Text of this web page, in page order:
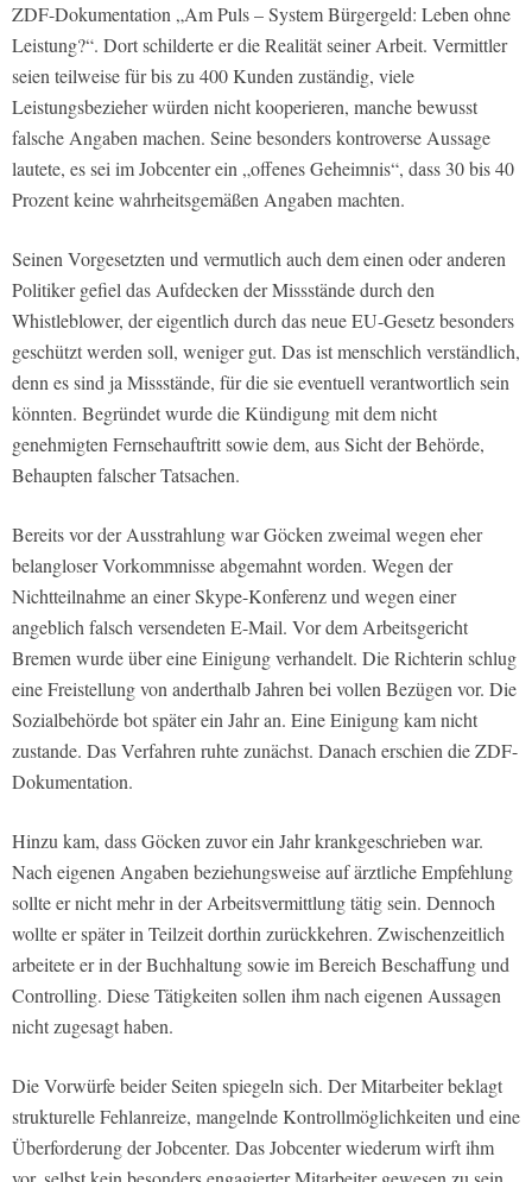
ZDF-Dokumentation „Am Puls – System Bürgergeld: Leben ohne
Leistung?“. Dort schilderte er die Realität seiner Arbeit. Vermittler
seien teilweise für bis zu 400 Kunden zuständig, viele
Leistungsbezieher würden nicht kooperieren, manche bewusst
falsche Angaben machen. Seine besonders kontroverse Aussage
lautete, es sei im Jobcenter ein „offenes Geheimnis“, dass 30 bis 40
Prozent keine wahrheitsgemäßen Angaben machten.
Seinen Vorgesetzten und vermutlich auch dem einen oder anderen
Politiker gefiel das Aufdecken der Missstände durch den
Whistleblower, der eigentlich durch das neue EU-Gesetz besonders
geschützt werden soll, weniger gut. Das ist menschlich verständlich,
denn es sind ja Missstände, für die sie eventuell verantwortlich sein
könnten. Begründet wurde die Kündigung mit dem nicht
genehmigten Fernsehauftritt sowie dem, aus Sicht der Behörde,
Behaupten falscher Tatsachen.
Bereits vor der Ausstrahlung war Göcken zweimal wegen eher
belangloser Vorkommnisse abgemahnt worden. Wegen der
Nichtteilnahme an einer Skype-Konferenz und wegen einer
angeblich falsch versendeten E-Mail. Vor dem Arbeitsgericht
Bremen wurde über eine Einigung verhandelt. Die Richterin schlug
eine Freistellung von anderthalb Jahren bei vollen Bezügen vor. Die
Sozialbehörde bot später ein Jahr an. Eine Einigung kam nicht
zustande. Das Verfahren ruhte zunächst. Danach erschien die ZDF-
Dokumentation.
Hinzu kam, dass Göcken zuvor ein Jahr krankgeschrieben war.
Nach eigenen Angaben beziehungsweise auf ärztliche Empfehlung
sollte er nicht mehr in der Arbeitsvermittlung tätig sein. Dennoch
wollte er später in Teilzeit dorthin zurückkehren. Zwischenzeitlich
arbeitete er in der Buchhaltung sowie im Bereich Beschaffung und
Controlling. Diese Tätigkeiten sollen ihm nach eigenen Aussagen
nicht zugesagt haben.
Die Vorwürfe beider Seiten spiegeln sich. Der Mitarbeiter beklagt
strukturelle Fehlanreize, mangelnde Kontrollmöglichkeiten und eine
Überforderung der Jobcenter. Das Jobcenter wiederum wirft ihm